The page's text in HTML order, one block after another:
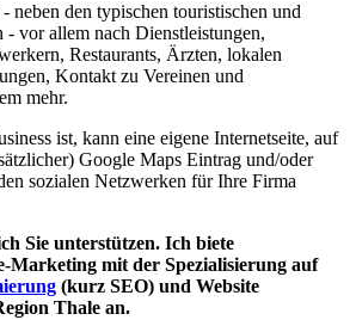
neben den typischen touristischen und
vor allem nach Dienstleistungen,
Restaurants, Ärzten, lokalen
Kontakt zu Vereinen und
mehr.
ist, kann eine eigene Internetseite, auf
Google Maps Eintrag und/oder
sozialen Netzwerken für Ihre Firma
Sie unterstützen. Ich biete
Marketing mit der Spezialisierung auf
(kurz SEO) und Website
Thale an.